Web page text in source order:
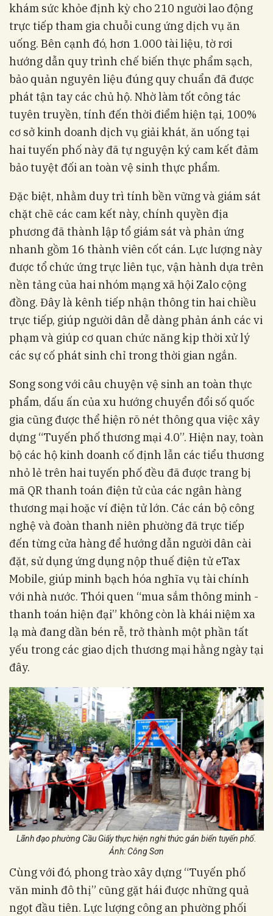
khám sức khỏe định kỳ cho 210 người lao động
trực tiếp tham gia chuỗi cung ứng dịch vụ ăn
uống. Bên cạnh đó, hơn 1.000 tài liệu, tờ rơi
hướng dẫn quy trình chế biến thực phẩm sạch,
bảo quản nguyên liệu đúng quy chuẩn đã được
phát tận tay các chủ hộ. Nhờ làm tốt công tác
tuyên truyền, tính đến thời điểm hiện tại, 100%
cơ sở kinh doanh dịch vụ giải khát, ăn uống tại
hai tuyến phố này đã tự nguyện ký cam kết đảm
bảo tuyệt đối an toàn vệ sinh thực phẩm.
Đặc biệt, nhằm duy trì tính bền vững và giám sát
chặt chẽ các cam kết này, chính quyền địa
phương đã thành lập tổ giám sát và phản ứng
nhanh gồm 16 thành viên cốt cán. Lực lượng này
được tổ chức ứng trực liên tục, vận hành dựa trên
nền tảng của hai nhóm mạng xã hội Zalo cộng
đồng. Đây là kênh tiếp nhận thông tin hai chiều
trực tiếp, giúp người dân dễ dàng phản ánh các vi
phạm và giúp cơ quan chức năng kịp thời xử lý
các sự cố phát sinh chỉ trong thời gian ngắn.
Song song với câu chuyện vệ sinh an toàn thực
phẩm, dấu ấn của xu hướng chuyển đổi số quốc
gia cũng được thể hiện rõ nét thông qua việc xây
dựng “Tuyến phố thương mại 4.0”. Hiện nay, toàn
bộ các hộ kinh doanh cố định lẫn các tiểu thương
nhỏ lẻ trên hai tuyến phố đều đã được trang bị
mã QR thanh toán điện tử của các ngân hàng
thương mại hoặc ví điện tử lớn. Các cán bộ công
nghệ và đoàn thanh niên phường đã trực tiếp
đến từng cửa hàng để hướng dẫn người dân cài
đặt, sử dụng ứng dụng nộp thuế điện tử eTax
Mobile, giúp minh bạch hóa nghĩa vụ tài chính
với nhà nước. Thói quen “mua sắm thông minh -
thanh toán hiện đại” không còn là khái niệm xa
lạ mà đang dần bén rễ, trở thành một phần tất
yếu trong các giao dịch thương mại hằng ngày tại
đây.
Lãnh đạo phường Cầu Giấy thực hiện nghi thức gắn biển tuyến phố.
Ảnh: Công Sơn
Cùng với đó, phong trào xây dựng “Tuyến phố
văn minh đô thị” cũng gặt hái được những quả
ngọt đầu tiên. Lực lượng công an phường phối